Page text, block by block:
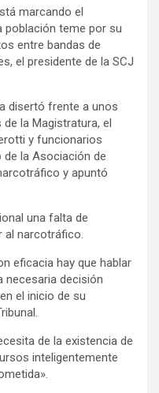
marcando el
población teme por su
entre bandas de
el presidente de la SCJ
disertó frente a unos
la Magistratura, el
y funcionarios
de la Asociación de
y apuntó
una falta de
al narcotráfico.
eficacia hay que hablar
necesaria decisión
el inicio de su
de la existencia de
inteligentemente